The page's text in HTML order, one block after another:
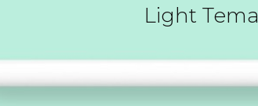
Light Tema